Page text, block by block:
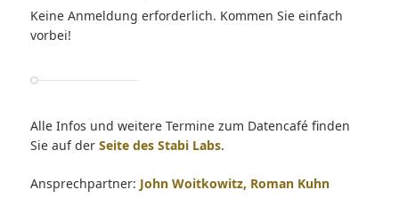
Keine Anmeldung erforderlich. Kommen Sie einfach
vorbei!
Alle Infos und weitere Termine zum Datencafé finden
Sie auf der Seite des Stabi Labs.
Ansprechpartner: John Woitkowitz, Roman Kuhn